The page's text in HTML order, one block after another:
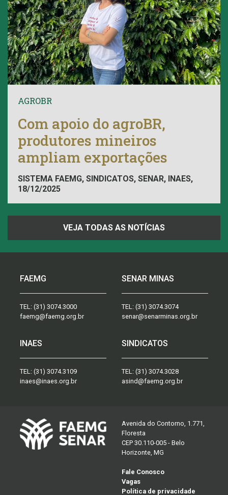
AGROBR
Com apoio do agroBR,
produtores mineiros
ampliam exportações
SISTEMA FAEMG, SINDICATOS, SENAR, INAES,
FAEMG
18/12/2025
VEJA TODAS AS NOTÍCIAS
FAEMG
TEL: (31) 3074.3000
faemg@faemg.org.br
SENAR MINAS
TEL: (31) 3074.3074
senar@senarminas.org.br
INAES
TEL: (31) 3074.3109
inaes@inaes.org.br
SINDICATOS
TEL: (31) 3074.3028
asind@faemg.org.br
Avenida do Contorno, 1.771,
Floresta
CEP 30.110-005 - Belo
Horizonte, MG
Fale Conosco
Vagas
Política de privacidade